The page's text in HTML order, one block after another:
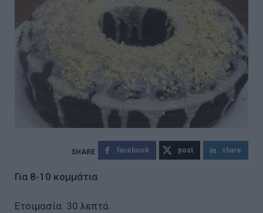
facebook post share
Για 8-10 κομμάτια
Ετοιμασία: 30 λεπτά